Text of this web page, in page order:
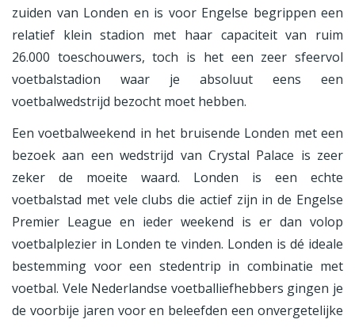
zuiden van Londen en is voor Engelse begrippen een
relatief klein stadion met haar capaciteit van ruim
26.000 toeschouwers, toch is het een zeer sfeervol
voetbalstadion waar je absoluut eens een
voetbalwedstrijd bezocht moet hebben.
Een voetbalweekend in het bruisende Londen met een
bezoek aan een wedstrijd van Crystal Palace is zeer
zeker de moeite waard. Londen is een echte
voetbalstad met vele clubs die actief zijn in de Engelse
Premier League en ieder weekend is er dan volop
voetbalplezier in Londen te vinden. Londen is dé ideale
bestemming voor een stedentrip in combinatie met
voetbal. Vele Nederlandse voetballiefhebbers gingen je
de voorbije jaren voor en beleefden een onvergetelijke